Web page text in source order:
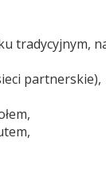
tradycyjnym,
partnerskie),